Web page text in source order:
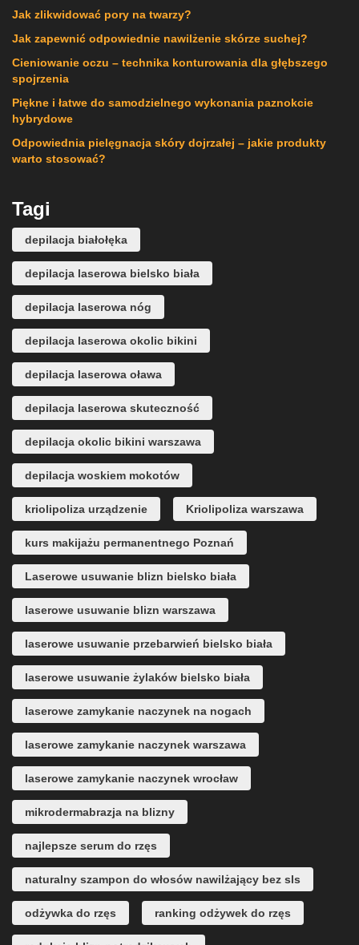
Jak zlikwidować pory na twarzy?
Jak zapewnić odpowiednie nawilżenie skórze suchej?
Cieniowanie oczu – technika konturowania dla głębszego
spojrzenia
Piękne i łatwe do samodzielnego wykonania paznokcie
hybrydowe
Odpowiednia pielęgnacja skóry dojrzałej – jakie produkty
warto stosować?
Tagi
depilacja białołęka
depilacja laserowa bielsko biała
depilacja laserowa nóg
depilacja laserowa okolic bikini
depilacja laserowa oława
depilacja laserowa skuteczność
depilacja okolic bikini warszawa
depilacja woskiem mokotów
kriolipoliza urządzenie Kriolipoliza warszawa
kurs makijażu permanentnego Poznań
Laserowe usuwanie blizn bielsko biała
laserowe usuwanie blizn warszawa
laserowe usuwanie przebarwień bielsko biała
laserowe usuwanie żylaków bielsko biała
laserowe zamykanie naczynek na nogach
laserowe zamykanie naczynek warszawa
laserowe zamykanie naczynek wrocław
mikrodermabrazja na blizny
najlepsze serum do rzęs
naturalny szampon do włosów nawilżający bez sls
odżywka do rzęs ranking odżywek do rzęs